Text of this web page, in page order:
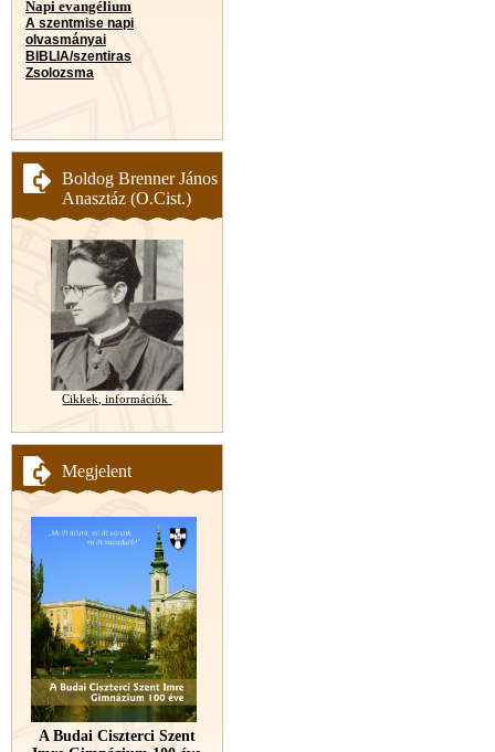
Napi evangélium
A szentmise napi
olvasmányai
BIBLIA/szentiras
Zsolozsma
Boldog Brenner János
Anasztáz (O.Cist.)
Cikkek, információk
Megjelent
A Budai Ciszterci Szent